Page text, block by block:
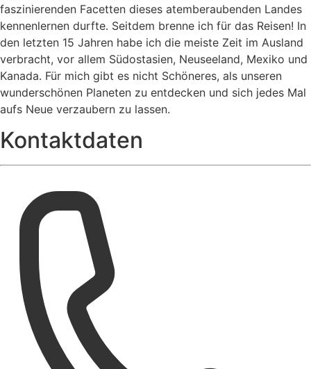
faszinierenden Facetten dieses atemberaubenden Landes
kennenlernen durfte. Seitdem brenne ich für das Reisen! In
den letzten 15 Jahren habe ich die meiste Zeit im Ausland
verbracht, vor allem Südostasien, Neuseeland, Mexiko und
Kanada. Für mich gibt es nicht Schöneres, als unseren
wunderschönen Planeten zu entdecken und sich jedes Mal
aufs Neue verzaubern zu lassen.
Kontaktdaten